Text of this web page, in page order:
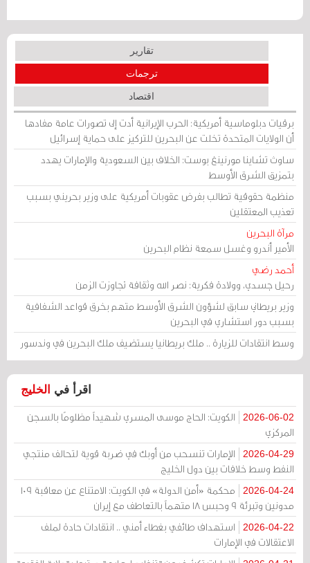
تقارير
ترجمات
اقتصاد
برقيات دبلوماسية أمريكية: الحرب الإيرانية أدت إلى تصورات عامة مفادها
أن الولايات المتحدة تخلت عن البحرين للتركيز على حماية إسرائيل
ساوث تشاينا مورنينغ بوست: الخلاف بين السعودية والإمارات يهدد
بتمزيق الشرق الأوسط
منظمة حقوقية تطالب بفرض عقوبات أمريكية على وزير بحريني بسبب
تعذيب المعتقلين
مرآة البحرين
الأمير أندرو وغسل سمعة نظام البحرين
أحمد رضي
رحيل جسدي، وولادة فكرية: نصر الله وثقافة تجاوزت الزمن
وزير بريطاني سابق لشؤون الشرق الأوسط متهم بخرق قواعد الشفافية
بسبب دور استشاري في البحرين
وسط انتقادات للزيارة .. ملك بريطانيا يستضيف ملك البحرين في وندسور
اقرأ في الخليج
2026-06-02
الكويت: الحاج موسى المسري شهيداً مظلومًا بالسجن
المركزي
2026-04-29
الإمارات تنسحب من أوبك في ضربة قوية لتحالف منتجي
النفط وسط خلافات بين دول الخليج
2026-04-24
محكمة «أمن الدولة» في الكويت: الامتناع عن معاقبة 109
مدونين وتبرئة 9 وحبس 18 متهماً بالتعاطف مع إيران
2026-04-22
استهداف طائفي بغطاء أمني .. انتقادات حادة لملف
الاعتقالات في الإمارات